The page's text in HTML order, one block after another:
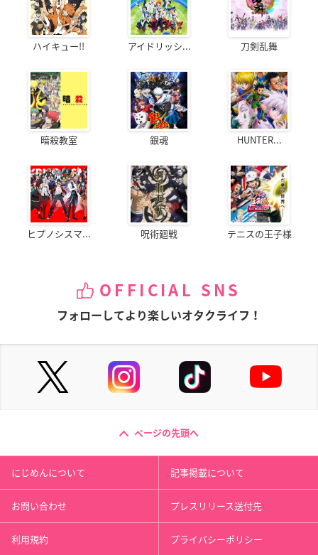
ハイキュー!! アイドリッシ... 刀剣乱舞
暗殺教室 銀魂 HUNTER...
ヒプノシスマ... 呪術廻戦 テニスの王子様
OFFICIAL SNS
フォローしてより楽しいオタクライフ！
ページの先頭へ
にじめんについて 記事掲載について
お問い合わせ プレスリリース送付先
利用規約 プライバシーポリシー